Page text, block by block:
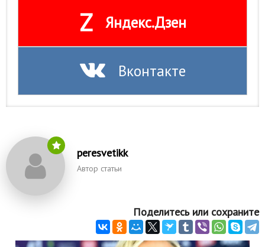
Z Яндекс.Дзен
Вконтакте
peresvetikk
Автор статьи
Поделитесь или сохраните